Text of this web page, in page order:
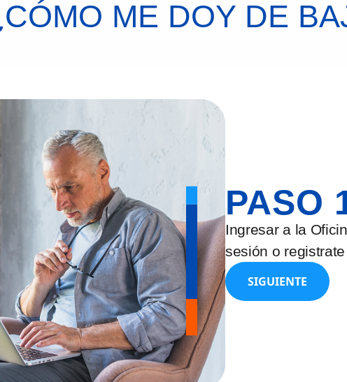
ME DOY DE
PASO
Ingresar a la
sesión o
SIGUIENTE